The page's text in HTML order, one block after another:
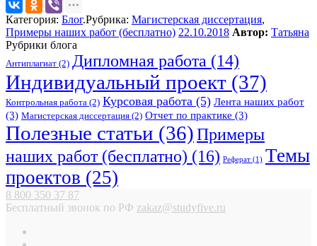
Категория: Блог.Рубрика: Магистерская диссертация,
Примеры наших работ (бесплатно) 22.10.2018 Автор: Татьяна
Рубрики блога
Антиплагиат (2) Дипломная работа (14)
Индивидуальный проект (37)
Контрольная работа (2) Курсовая работа (5) Лента наших работ
(3) Магистерская диссертация (2) Отчет по практике (3)
Полезные статьи (36)Примеры
наших работ (бесплатно) (16) Реферат (1) Темы
проектов (25)
8 800 350 37 87
Бесплатный звонок по РФ zakaz@studyfive.ru